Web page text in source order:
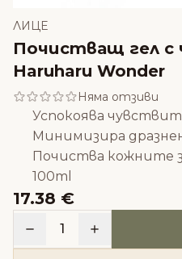
ЛИЦЕ
Почистващ гел с
Haruharu Wonder
Няма отзиви
Успокоява
Минимизира
Почиства кожните
100ml
17.38 €
1